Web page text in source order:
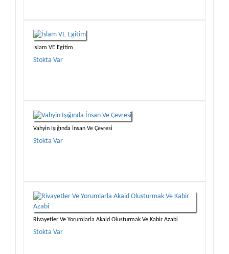
İslam VE Egitim
Stokta Var
Vahyin Işığında İnsan Ve Çevresi
Stokta Var
Rivayetler Ve Yorumlarla Akaid Olusturmak Ve Kabir Azabi
Stokta Var